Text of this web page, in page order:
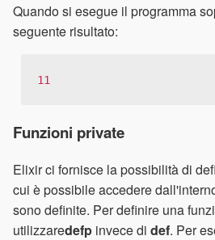
Quando si esegue il programma
seguente risultato:
11
Funzioni private
Elixir ci fornisce la possibilità di
cui è possibile accedere
sono definite. Per definire una
utilizzaredefp invece di def. Per